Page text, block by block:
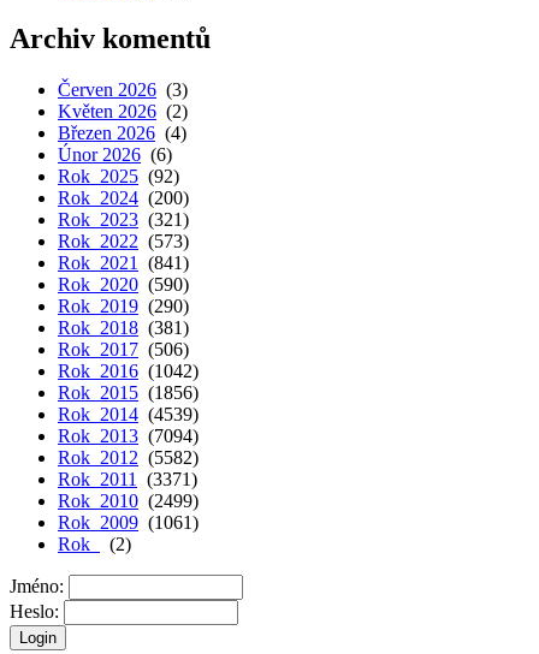
Archiv komentů
Červen 2026 (3)
Květen 2026 (2)
Březen 2026 (4)
Únor 2026 (6)
Rok 2025 (92)
Rok 2024 (200)
Rok 2023 (321)
Rok 2022 (573)
Rok 2021
(841)
Rok 2020 (590)
Rok 2019 (290)
Rok 2018 (381)
Rok 2017 (506)
Rok 2016 (1042)
Rok 2015 (1856)
Rok 2014 (4539)
Rok 2013 (7094)
Rok 2012 (5582)
Rok 2011
(3371)
Rok 2010 (2499)
Rok 2009 (1061)
Rok
(2)
Jméno:
Heslo: